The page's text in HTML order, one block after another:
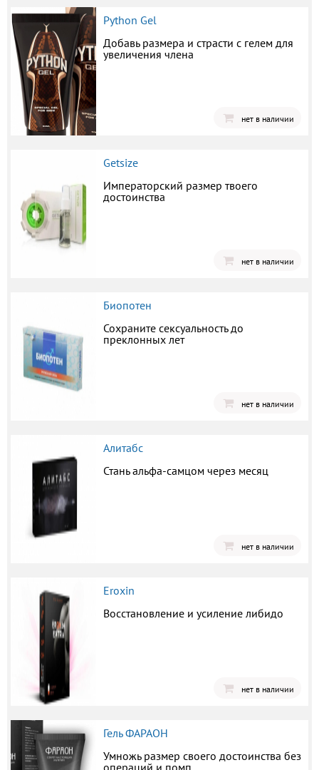
Python Gel
Добавь размера и страсти с гелем для
увеличения члена
нет в наличии
Getsize
Императорский размер твоего
достоинства
нет в наличии
Биопотен
Сохраните сексуальность до
преклонных лет
нет в наличии
Алитабс
Стань альфа-самцом через месяц
нет в наличии
Eroxin
Восстановление и усиление либидо
нет в наличии
Гель ФАРАОН
Умножь размер своего достоинства без